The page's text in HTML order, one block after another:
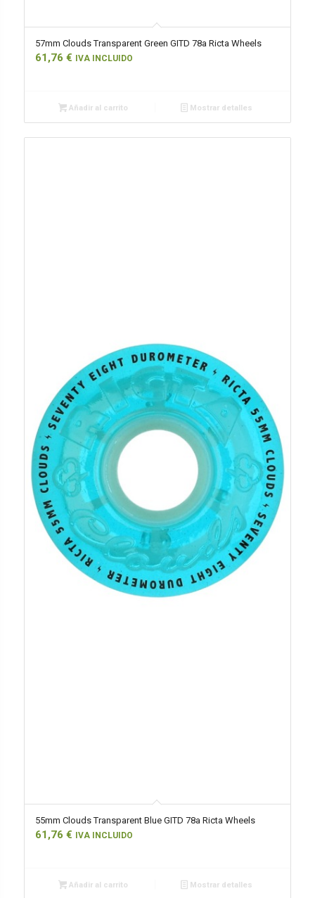
57mm Clouds Transparent Green GITD 78a Ricta Wheels
61,76 € IVA INCLUIDO
Añadir al carrito Mostrar detalles
55mm Clouds Transparent Blue GITD 78a Ricta Wheels
61,76 € IVA INCLUIDO
Añadir al carrito Mostrar detalles